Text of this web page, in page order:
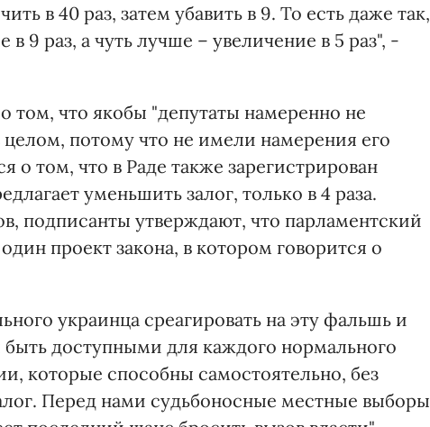
в 40 раз, затем убавить в 9. То есть даже так,
9 раз, а чуть лучше – увеличение в 5 раз", -
что якобы "депутаты намеренно не
целом, потому что не имели намерения его
о том, что в Раде также зарегистрирован
уменьшить залог, только в 4 раза.
подписанты утверждают, что парламентский
проект закона, в котором говорится о
украинца среагировать на эту фальшь и
доступными для каждого нормального
которые способны самостоятельно, без
Перед нами судьбоносные местные выборы